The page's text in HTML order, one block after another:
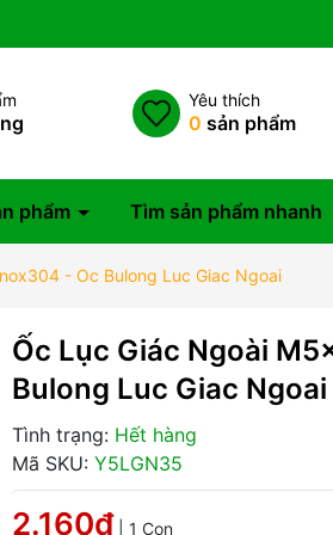
Yêu thích
0 sản phẩm
phẩm Tìm sản phẩm nhanh
- Oc Bulong Luc Giac Ngoai
Ốc Lục Giác Ngoài
Bulong Luc Giac Ngoai
Tình trạng: Hết hàng
Mã SKU: Y5LGN35
2.160₫ | 1 Con